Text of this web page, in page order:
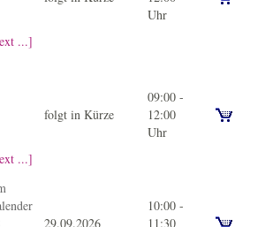
...]
Uhr
...]
folgt in Kürze
09:00 -
12:00
Uhr
29.09.2026
10:00 -
11:30
Teaser
liegt auf Aspekten der Barrierefreiheit
haben die Möglichkeit, an ihren eigenen
dass Ihre RZ-Kennung mit den
durchführen dürfen. Hierbei hilft Ihnen